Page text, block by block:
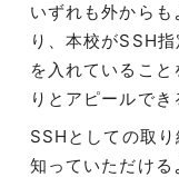
いずれも外から
り、本校がSSH
を入れているこ
りとアピールでき
SSHとしての取
知っていただける